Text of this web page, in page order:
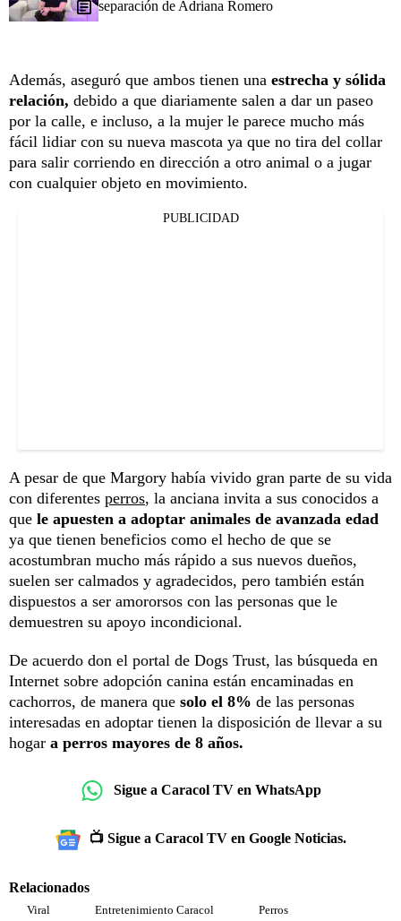
separación de Adriana Romero
Además, aseguró que ambos tienen una estrecha y sólida
relación, debido a que diariamente salen a dar un paseo
por la calle, e incluso, a la mujer le parece mucho más
fácil lidiar con su nueva mascota ya que no tira del collar
para salir corriendo en dirección a otro animal o a jugar
con cualquier objeto en movimiento.
PUBLICIDAD
A pesar de que Margory había vivido gran parte de su vida
con diferentes perros, la anciana invita a sus conocidos a
que le apuesten a adoptar animales de avanzada edad
ya que tienen beneficios como el hecho de que se
acostumbran mucho más rápido a sus nuevos dueños,
suelen ser calmados y agradecidos, pero también están
dispuestos a ser amororsos con las personas que le
demuestren su apoyo incondicional.
De acuerdo don el portal de Dogs Trust, las búsqueda en
Internet sobre adopción canina están encaminadas en
cachorros, de manera que solo el 8% de las personas
interesadas en adoptar tienen la disposición de llevar a su
hogar a perros mayores de 8 años.
Sigue a Caracol TV en WhatsApp
📺 Sigue a Caracol TV en Google Noticias.
Relacionados
Viral Entretenimiento Caracol Perros